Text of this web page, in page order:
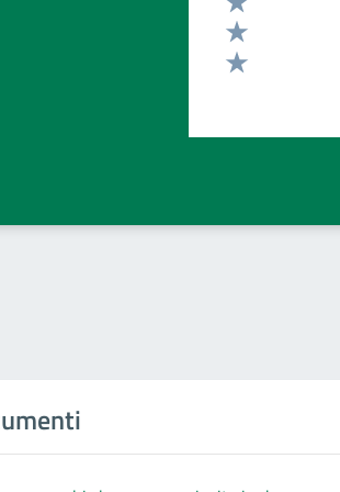
Valuta 3 stelle
Valuta 2 stelle